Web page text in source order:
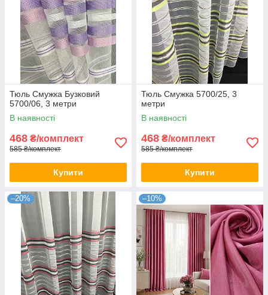
Тюль Смужка Бузковий
5700/06, 3 метри
В наявності
468 ₴/комплект
585 ₴/комплект
Купити
Тюль Смужка 5700/25, 3
метри
В наявності
468 ₴/комплект
585 ₴/комплект
Купити
–20% –10%